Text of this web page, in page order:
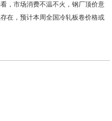
，市场消费不温不火，钢厂顶价意
在，预计本周全国冷轧板卷价格或